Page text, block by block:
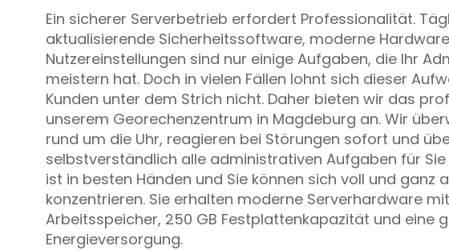
Ein sicherer Serverbetrieb erfordert Professionalität.
aktualisierende Sicherheitssoftware, moderne
Nutzereinstellungen sind nur einige Aufgaben, die Ihr
meistern hat. Doch in vielen Fällen lohnt sich dieser
Kunden unter dem Strich nicht. Daher bieten wir das
unserem Georechenzentrum in Magdeburg an. Wir
rund um die Uhr, reagieren bei Störungen sofort und
selbstverständlich alle administrativen Aufgaben für Sie
ist in besten Händen und Sie können sich voll und ganz
konzentrieren. Sie erhalten moderne Serverhardware
Arbeitsspeicher, 250 GB Festplattenkapazität und eine
Energieversorgung.